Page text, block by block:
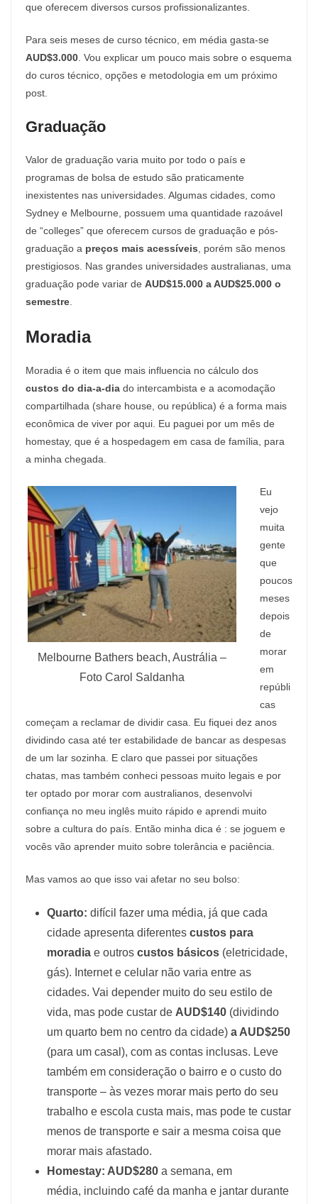
que oferecem diversos cursos profissionalizantes.
Para seis meses de curso técnico, em média gasta-se
AUD$3.000. Vou explicar um pouco mais sobre o esquema
do curos técnico, opções e metodologia em um próximo
post.
Graduação
Valor de graduação varia muito por todo o país e
programas de bolsa de estudo são praticamente
inexistentes nas universidades. Algumas cidades, como
Sydney e Melbourne, possuem uma quantidade razoável
de “colleges” que oferecem cursos de graduação e pós-
graduação a preços mais acessíveis, porém são menos
prestigiosos. Nas grandes universidades australianas, uma
graduação pode variar de AUD$15.000 a AUD$25.000 o
semestre.
Moradia
Moradia é o item que mais influencia no cálculo dos
custos do dia-a-dia do intercambista e a acomodação
compartilhada (share house, ou república) é a forma mais
econômica de viver por aqui. Eu paguei por um mês de
homestay, que é a hospedagem em casa de família, para
a minha chegada.
Melbourne Bathers beach, Austrália –
Foto Carol Saldanha
Eu
vejo
muita
gente
que
poucos
meses
depois
de
morar
em
repúbli
cas
começam a reclamar de dividir casa. Eu fiquei dez anos
dividindo casa até ter estabilidade de bancar as despesas
de um lar sozinha. E claro que passei por situações
chatas, mas também conheci pessoas muito legais e por
ter optado por morar com australianos, desenvolvi
confiança no meu inglês muito rápido e aprendi muito
sobre a cultura do país. Então minha dica é : se joguem e
vocês vão aprender muito sobre tolerância e paciência.
Mas vamos ao que isso vai afetar no seu bolso:
Quarto: difícil fazer uma média, já que cada
cidade apresenta diferentes custos para
moradia e outros custos básicos (eletricidade,
gás). Internet e celular não varia entre as
cidades. Vai depender muito do seu estilo de
vida, mas pode custar de AUD$140 (dividindo
um quarto bem no centro da cidade) a AUD$250
(para um casal), com as contas inclusas. Leve
também em consideração o bairro e o custo do
transporte – às vezes morar mais perto do seu
trabalho e escola custa mais, mas pode te custar
menos de transporte e sair a mesma coisa que
morar mais afastado.
Homestay: AUD$280 a semana, em
média, incluindo café da manha e jantar durante